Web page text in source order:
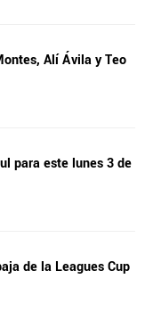
Alí Ávila y Teo
para este lunes 3 de
de la Leagues Cup